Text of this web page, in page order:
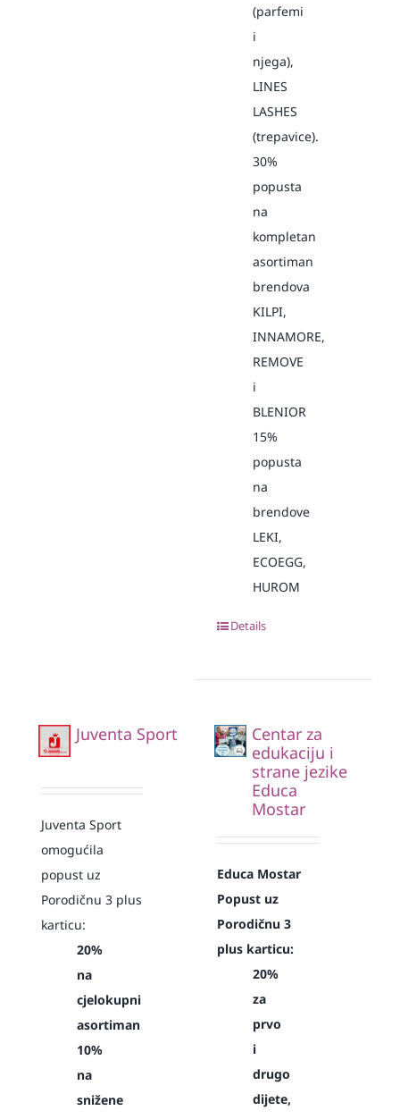
(parfemi
i
njega),
LINES
LASHES
(trepavice).
30%
popusta
na
kompletan
asortiman
brendova
KILPI,
INNAMORE,
REMOVE
i
BLENIOR
15%
popusta
na
brendove
LEKI,
ECOEGG,
HUROM
Details
Juventa Sport
Juventa Sport
omogućila
popust uz
Porodičnu 3 plus
karticu:
20%
na
cjelokupni
asortiman
10%
na
snižene
Centar za
edukaciju i
strane jezike
Educa
Mostar
Educa Mostar
Popust uz
Porodičnu 3
plus karticu:
20%
za
prvo
i
drugo
dijete,